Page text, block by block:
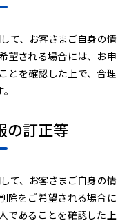
て、お客さまご自身の情
望される場合には、お申
とを確認した上で、合理
の訂正等
て、お客さまご自身の情
除をご希望される場合に
であることを確認した上